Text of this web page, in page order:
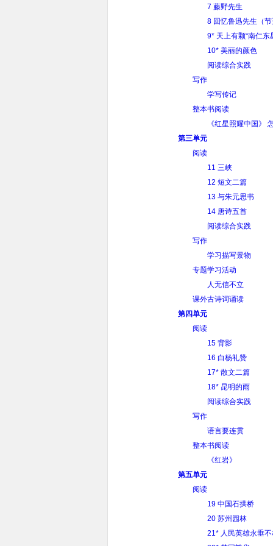
7 藤野先生
8 回忆鲁迅先生（节
9* 天上有颗“南仁东
10* 美丽的颜色
阅读综合实践
写作
学写传记
整本书阅读
《红星照耀中国》
第三单元
阅读
11 三峡
12 短文二篇
13 与朱元思书
14 唐诗五首
阅读综合实践
写作
学习描写景物
专题学习活动
人无信不立
课外古诗词诵读
第四单元
阅读
15 背影
16 白杨礼赞
17* 散文二篇
18* 昆明的雨
阅读综合实践
写作
语言要连贯
整本书阅读
《红岩》
第五单元
阅读
19 中国石拱桥
20 苏州园林
21* 人民英雄永垂